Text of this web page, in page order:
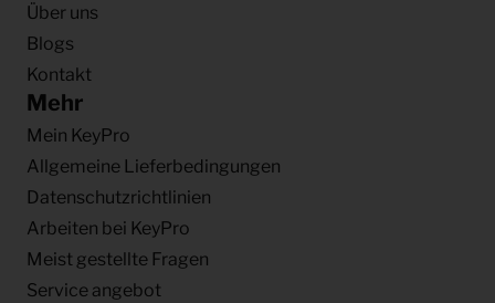
Über uns
Blogs
Kontakt
Mehr
Mein KeyPro
Allgemeine Lieferbedingungen
Datenschutzrichtlinien
Arbeiten bei KeyPro
Meist gestellte Fragen
Service angebot